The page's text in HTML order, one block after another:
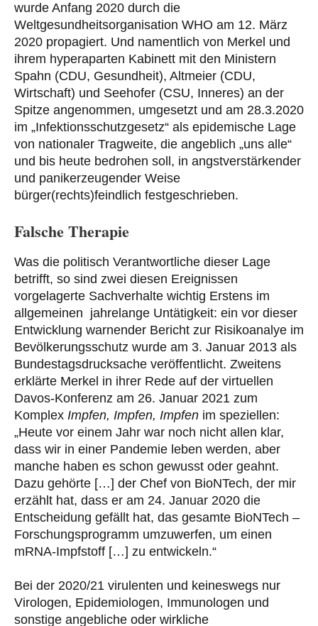
wurde Anfang 2020 durch die
Weltgesundheitsorganisation WHO am 12. März
2020 propagiert. Und namentlich von Merkel und
ihrem hyperaparten Kabinett mit den Ministern
Spahn (CDU, Gesundheit), Altmeier (CDU,
Wirtschaft) und Seehofer (CSU, Inneres) an der
Spitze angenommen, umgesetzt und am 28.3.2020
im „Infektionsschutzgesetz“ als epidemische Lage
von nationaler Tragweite, die angeblich „uns alle“
und bis heute bedrohen soll, in angstverstärkender
und panikerzeugender Weise
bürger(rechts)feindlich festgeschrieben.
Falsche Therapie
Was die politisch Verantwortliche dieser Lage
betrifft, so sind zwei diesen Ereignissen
vorgelagerte Sachverhalte wichtig Erstens im
allgemeinen jahrelange Untätigkeit: ein vor dieser
Entwicklung warnender Bericht zur Risikoanalye im
Bevölkerungsschutz wurde am 3. Januar 2013 als
Bundestagsdrucksache veröffentlicht. Zweitens
erklärte Merkel in ihrer Rede auf der virtuellen
Davos-Konferenz am 26. Januar 2021 zum
Komplex Impfen, Impfen, Impfen im speziellen:
„Heute vor einem Jahr war noch nicht allen klar,
dass wir in einer Pandemie leben werden, aber
manche haben es schon gewusst oder geahnt.
Dazu gehörte […] der Chef von BioNTech, der mir
erzählt hat, dass er am 24. Januar 2020 die
Entscheidung gefällt hat, das gesamte BioNTech –
Forschungsprogramm umzuwerfen, um einen
mRNA-Impfstoff […] zu entwickeln.“
Bei der 2020/21 virulenten und keineswegs nur
Virologen, Epidemiologen, Immunologen und
sonstige angebliche oder wirkliche